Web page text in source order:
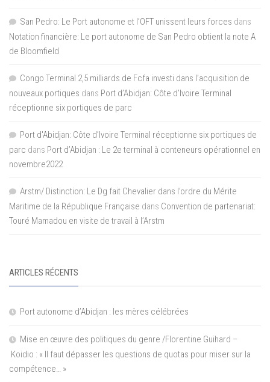
San Pedro: Le Port autonome et l’OFT unissent leurs forces dans
Notation financière: Le port autonome de San Pedro obtient la note A
de Bloomfield
Congo Terminal 2,5 milliards de Fcfa investi dans l’acquisition de
nouveaux portiques dans Port d’Abidjan: Côte d’Ivoire Terminal
réceptionne six portiques de parc
Port d'Abidjan: Côte d’Ivoire Terminal réceptionne six portiques de
parc dans Port d’Abidjan : Le 2e terminal à conteneurs opérationnel en
novembre2022
Arstm/ Distinction: Le Dg fait Chevalier dans l’ordre du Mérite
Maritime de la République Française dans Convention de partenariat:
Touré Mamadou en visite de travail à l’Arstm
ARTICLES RÉCENTS
Port autonome d’Abidjan : les mères célébrées
Mise en œuvre des politiques du genre /Florentine Guihard –
Koidio : « Il faut dépasser les questions de quotas pour miser sur la
compétence… »